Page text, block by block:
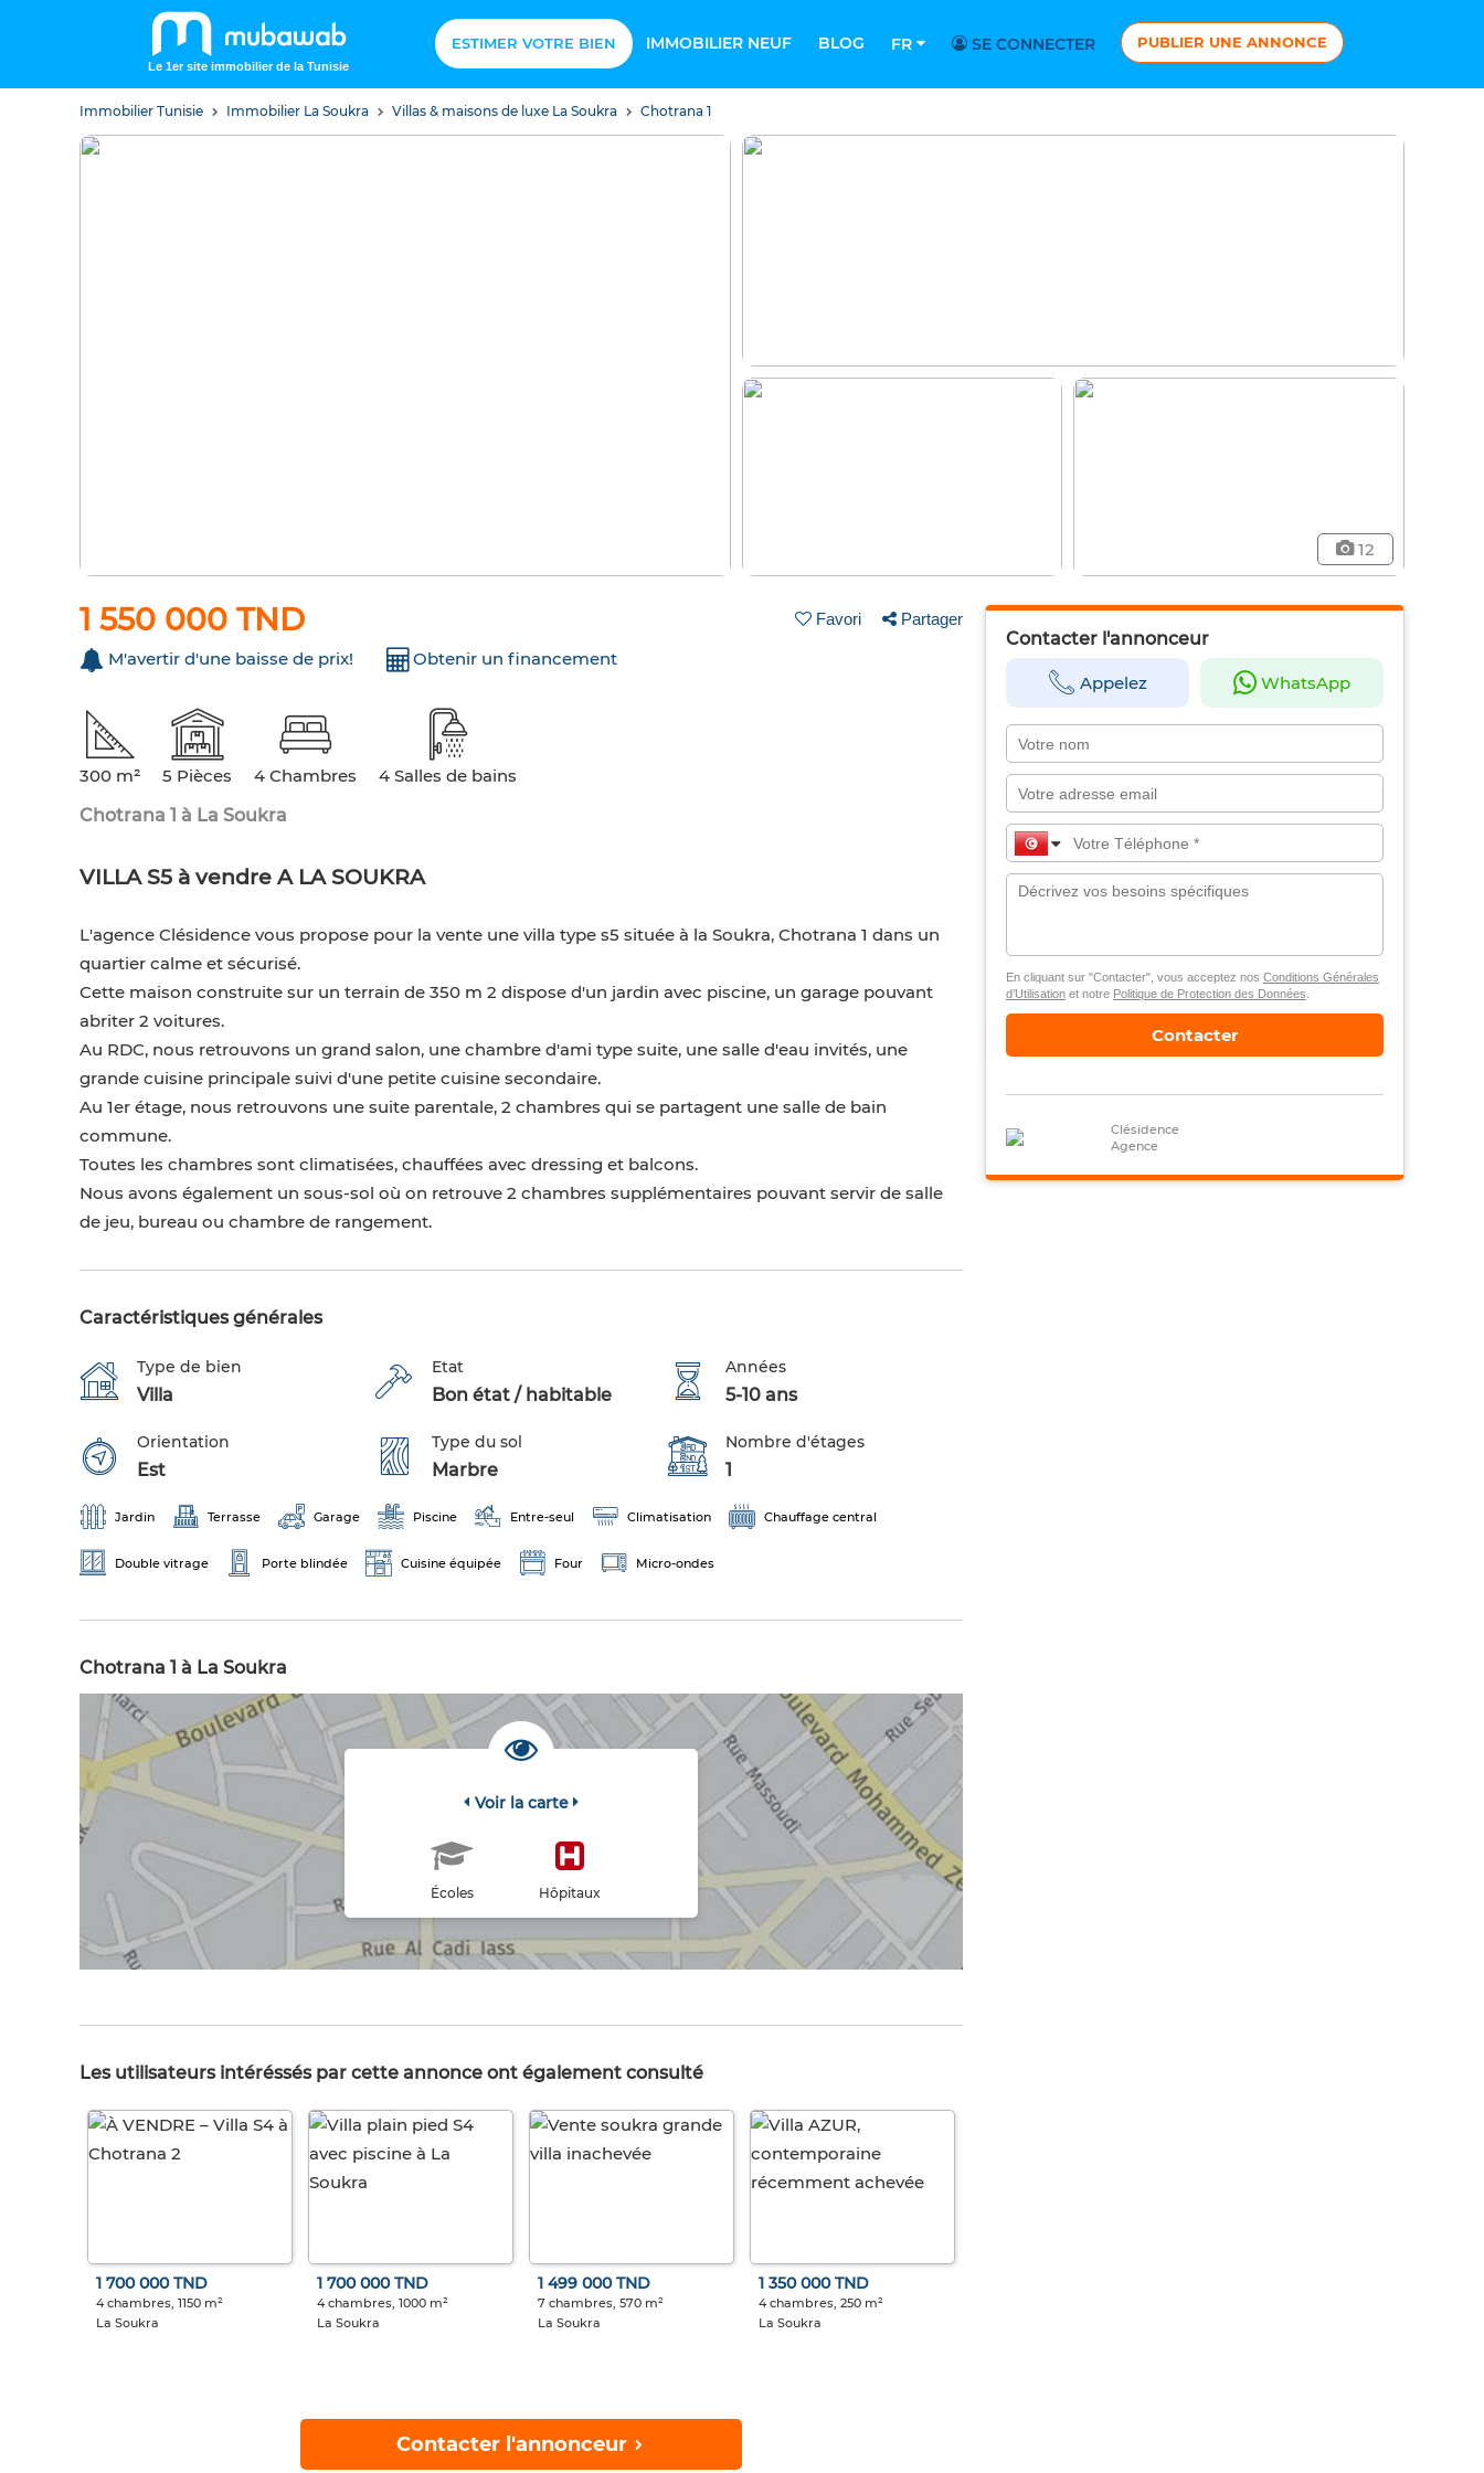
Le 1er site immobilier de la Tunisie
ESTIMER VOTRE BIEN IMMOBILIER NEUF BLOG FR SE CONNECTER PUBLIER UNE ANNONCE
Immobilier Tunisie Immobilier La Soukra Villas & maisons de luxe La Soukra Chotrana 1
12
1 550 000 TND Favori Partager
M'avertir d'une baisse de prix! Obtenir un financement
300 m² 5 Pièces 4 Chambres
4 Salles de bains
Chotrana 1 à La Soukra
VILLA S5 à vendre A LA SOUKRA
L'agence Clésidence vous propose pour la vente une villa type s5 située à la Soukra, Chotrana 1 dans un
quartier calme et sécurisé.
Cette maison construite sur un terrain de 350 m 2 dispose d'un jardin avec piscine, un garage pouvant
abriter 2 voitures.
Au RDC, nous retrouvons un grand salon, une chambre d'ami type suite, une salle d'eau invités, une
grande cuisine principale suivi d'une petite cuisine secondaire.
Au 1er étage, nous retrouvons une suite parentale, 2 chambres qui se partagent une salle de bain
commune.
Toutes les chambres sont climatisées, chauffées avec dressing et balcons.
Nous avons également un sous-sol où on retrouve 2 chambres supplémentaires pouvant servir de salle
de jeu, bureau ou chambre de rangement.
Caractéristiques générales
Type de bien
Villa
Etat
Bon état / habitable
Années
5-10 ans
Orientation
Est
Type du sol
Marbre
Nombre d'étages
1
Jardin Terrasse Garage Piscine Entre-seul Climatisation Chauffage central
Double vitrage Porte blindée Cuisine équipée Four Micro-ondes
Chotrana 1 à La Soukra
Voir la carte
Écoles Hôpitaux
Les utilisateurs intéréssés par cette annonce ont également consulté
1 700 000 TND
4 chambres, 1150 m²
La Soukra
1 700 000 TND
4 chambres, 1000 m²
La Soukra
1 499 000 TND
7 chambres, 570 m²
La Soukra
1 350 000 TND
4 chambres, 250 m²
La Soukra
Contacter l'annonceur
Contacter l'annonceur
Appelez WhatsApp
En cliquant sur "Contacter", vous acceptez nos Conditions Générales
d’Utilisationet notre Politique de Protection des Données
Contacter
Clésidence
Agence